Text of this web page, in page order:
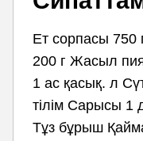
Ет сорпасы 750
200 г Жасыл
1 ас қасық. л
тілім Сарысы 1
Тұз бұрыш